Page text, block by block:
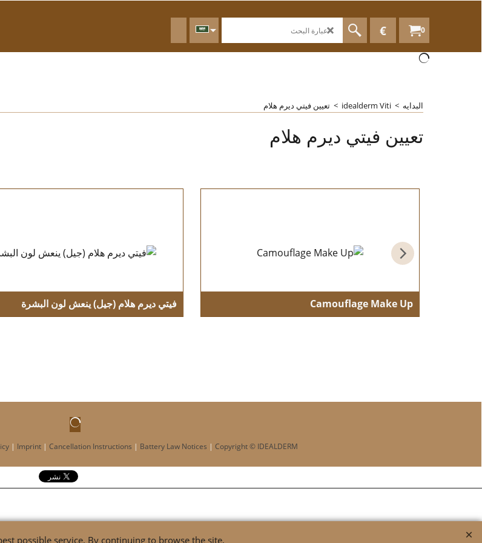
0
€
البدايه >
idealderm Viti
> تعيين فيتي ديرم هلام
تعيين فيتي ديرم هلام
فيتي ديرم هلام (جيل) ينعش لون البشرة
Depigmentation regulator
Camouflage Make Up
Best Camouflage Make Up for Vitiligo skin
| Imprint | Cancellation Instructions | Battery Law Notices | Copyright © IDEALDERM
possible service. By continuing to browse the site,